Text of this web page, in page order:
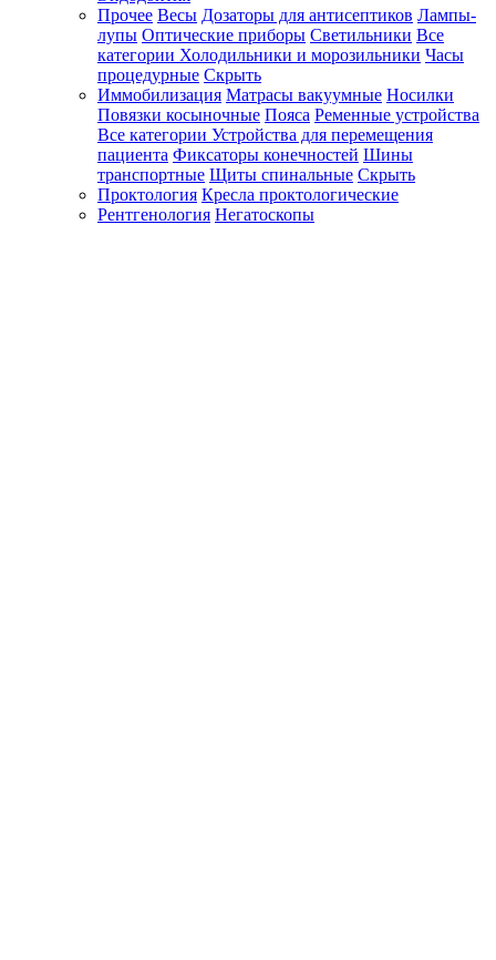
Прочее Весы Дозаторы для антисептиков Лампы-
лупы Оптические приборы Светильники Все
категории Холодильники и морозильники Часы
процедурные Скрыть
Иммобилизация Матрасы вакуумные Носилки
Повязки косыночные Пояса Ременные устройства
Все категории Устройства для перемещения
пациента Фиксаторы конечностей Шины
транспортные Щиты спинальные Скрыть
Проктология Кресла проктологические
Рентгенология Негатоскопы